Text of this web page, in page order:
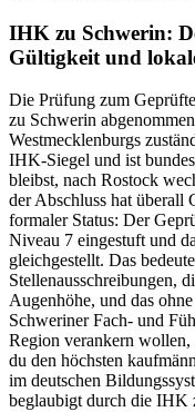
IHK zu Schwerin:
Gültigkeit und
Die Prüfung zum
zu Schwerin
Westmecklenburgs
IHK-Siegel und ist
bleibst, nach Rostock
der Abschluss hat überall
formaler Status: Der
Niveau 7 eingestuft und
gleichgestellt. Das
Stellenausschreibungen,
Augenhöhe, und das
Schweriner Fach- und
Region verankern wollen,
du den höchsten
im deutschen
beglaubigt durch die IHK